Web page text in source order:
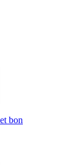
bon